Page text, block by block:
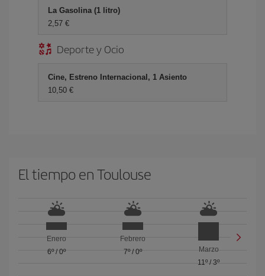
La Gasolina (1 litro)
2,57 €
Deporte y Ocio
Cine, Estreno Internacional, 1 Asiento
10,50 €
El tiempo en Toulouse
Enero
6º/ 0º
Febrero
7º/ 0º
Marzo
11º /3º